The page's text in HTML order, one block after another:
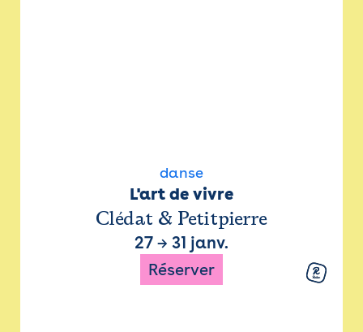
danse
L'art de vivre
Clédat & Petitpierre
27 → 31 janv.
Réserver